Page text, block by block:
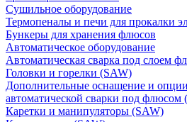
Сушильное оборудование
Термопеналы и печи для прокалки
Бункеры для хранения флюсов
Автоматическое оборудование
Автоматическая сварка под слоем
Головки и горелки (SAW)
Дополнительные оснащение и
автоматической сварки под флюсом
Каретки и манипуляторы (SAW)